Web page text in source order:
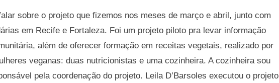
sobre o projeto que fizemos nos meses de março e abril, junto com
em Recife e Fortaleza. Foi um projeto piloto pra levar informação
além de oferecer formação em receitas vegetais, realizado por
veganas: duas nutricionistas e uma cozinheira. A cozinheira sou
pela coordenação do projeto. Leila D’Barsoles executou o projeto